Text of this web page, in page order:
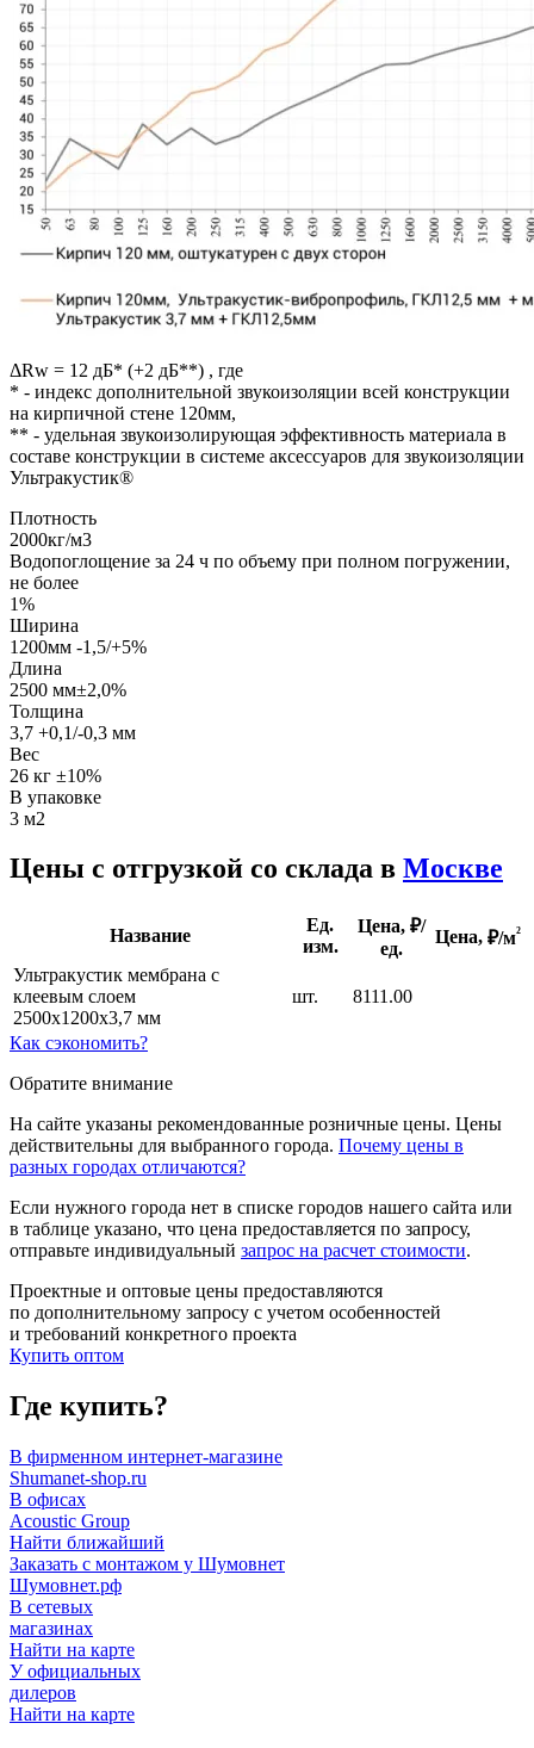
ΔRw = 12 дБ* (+2 дБ**) , где
* - индекс дополнительной звукоизоляции всей конструкции
на кирпичной стене 120мм,
** - удельная звукоизолирующая эффективность материала в
составе конструкции в системе аксессуаров для звукоизоляции
Ультракустик®
Плотность
2000кг/м3
Водопоглощение за 24 ч по объему при полном погружении,
не более
1%
Ширина
1200мм -1,5/+5%
Длина
2500 мм±2,0%
Толщина
3,7 +0,1/-0,3 мм
Вес
26 кг ±10%
В упаковке
3 м2
Цены с отгрузкой со склада в Москве
Название
Ед.
изм.
Цена, ₽/
ед.
Цена, ₽/м²
Ультракустик мембрана с
клеевым слоем
2500х1200х3,7 мм
шт. 8111.00
Как сэкономить?
Обратите внимание
На сайте указаны рекомендованные розничные цены. Цены
действительны для выбранного города. Почему цены в
разных городах отличаются?
Если нужного города нет в списке городов нашего сайта или
в таблице указано, что цена предоставляется по запросу,
отправьте индивидуальный запрос на расчет стоимости.
Проектные и оптовые цены предоставляются
по дополнительному запросу с учетом особенностей
и требований конкретного проекта
Купить оптом
Где купить?
В фирменном интернет-магазине
Shumanet-shop.ru
В офисах
Acoustic Group
Найти ближайший
Заказать с монтажом у Шумовнет
Шумовнет.рф
В сетевых
магазинах
Найти на карте
У официальных
дилеров
Найти на карте